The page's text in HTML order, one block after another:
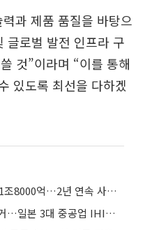
과 제품 품질을 바탕으
글로벌 발전 인프라 구
것”이라며 “이를 통해
있도록 최선을 다하겠
비에이치아이, 올해 신규 수주 1조8000억…2년 연속 사상 최대 경신
비에이치아이, 10번째 수주 쾌거…일본 3대 중공업 IHI와 200억 규모 HRSG 공급계약 체결